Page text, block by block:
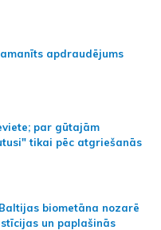
apdraudējums
par gūtajām
tikai pēc atgriešanās
biometāna nozarē
un paplašinās